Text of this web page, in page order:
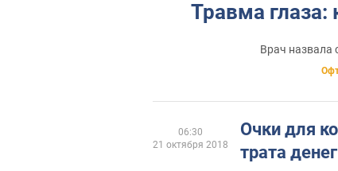
Травма
Врач назвала
Очки для
трата денег
06:30
21 октября 2018